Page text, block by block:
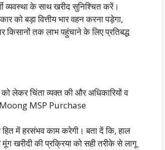
व्यवस्था के साथ खरीद सुनिश्चित करें।
बड़ा वित्तीय भार वहन करना पड़ेगा,
तक लाभ पहुंचाने के लिए प्रतिबद्ध
लेकर चिंता व्यक्त की और अधिकारियों व
Moong MSP Purchase
में हरसंभव काम करेगी। बता दें कि, हाल
खरीदी की प्रक्रिया को सही तरीके से लागू